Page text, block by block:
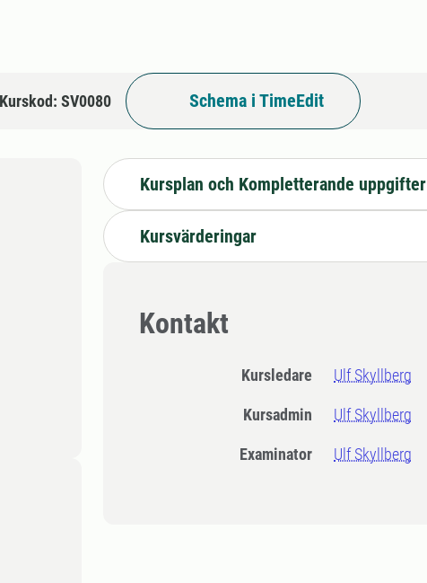
Kurskod: SV0080 Schema i TimeEdit
Kursplan och Kompletterande uppgifter
Kursvärderingar
Kontakt
Kursledare Ulf Skyllberg
Kursadmin Ulf Skyllberg
Examinator Ulf Skyllberg